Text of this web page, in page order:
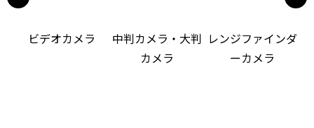
ビデオカメラ
中判カメラ・大判
カメラ
レンジファインダ
ーカメラ